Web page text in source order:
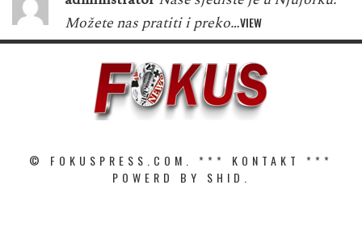
Možete nas pratiti i preko…VIEW
© FOKUSPRESS.COM. *** KONTAKT
***
POWERD BY SHID.